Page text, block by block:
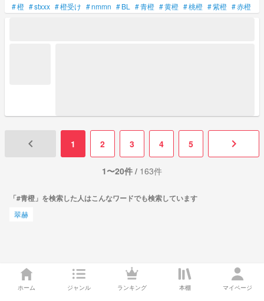
ホーム ジャンル ランキング 本棚 マイページ
#橙 #stxxx #橙受け #nmmn #BL #青橙 #黄橙 #桃橙 #紫橙 #赤橙
keyboard_arrow_left 1 2 3 4 5 keyboard_arrow_right
1〜20件 / 163件
「#青橙」を検索した人はこんなワードでも検索しています
翠赫